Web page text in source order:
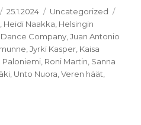
Julkaistu
25.1.2024 Kategoriat
Uncategorized
Heidi Naakka Helsingin
Dance Company ,Juan Antonio
,Jyrki Kasper Kaisa
Paloniemi Roni Martin Sanna
Unto Nuora ,Veren häät